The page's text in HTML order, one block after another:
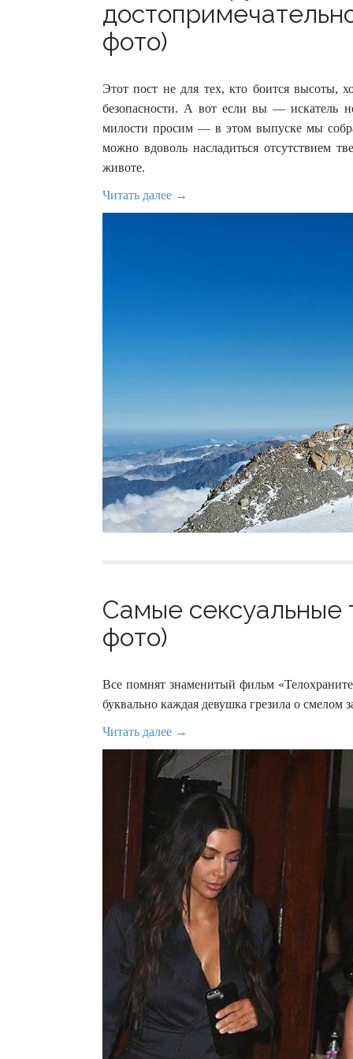
фото)
Этот пост не для тех, кто боится высоты,
безопасности. А вот если вы — искатель
милости просим — в этом выпуске мы
можно вдоволь насладиться отсутствием
животе.
Читать далее →
Самые сексуальные
фото)
Все помнят знаменитый фильм
буквально каждая девушка грезила о смелом
Читать далее →